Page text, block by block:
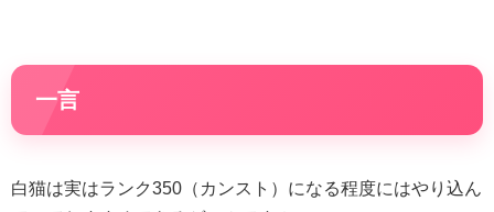
一言
白猫は実はランク350（カンスト）になる程度にはやり込ん